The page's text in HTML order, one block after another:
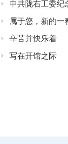
中共陇右工委纪
属于您，新的一
辛苦并快乐着
写在开馆之际